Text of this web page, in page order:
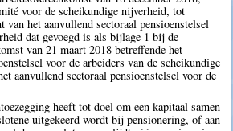
voor de scheikundige nijverheid, tot
het aanvullend sectoraal pensioenstelsel
dat gevoegd is als bijlage 1 bij de
van 21 maart 2018 betreffende het
voor de arbeiders van de scheikundige
aanvullend sectoraal pensioenstelsel voor de
heeft tot doel om een kapitaal samen
uitgekeerd wordt bij pensionering, of aan